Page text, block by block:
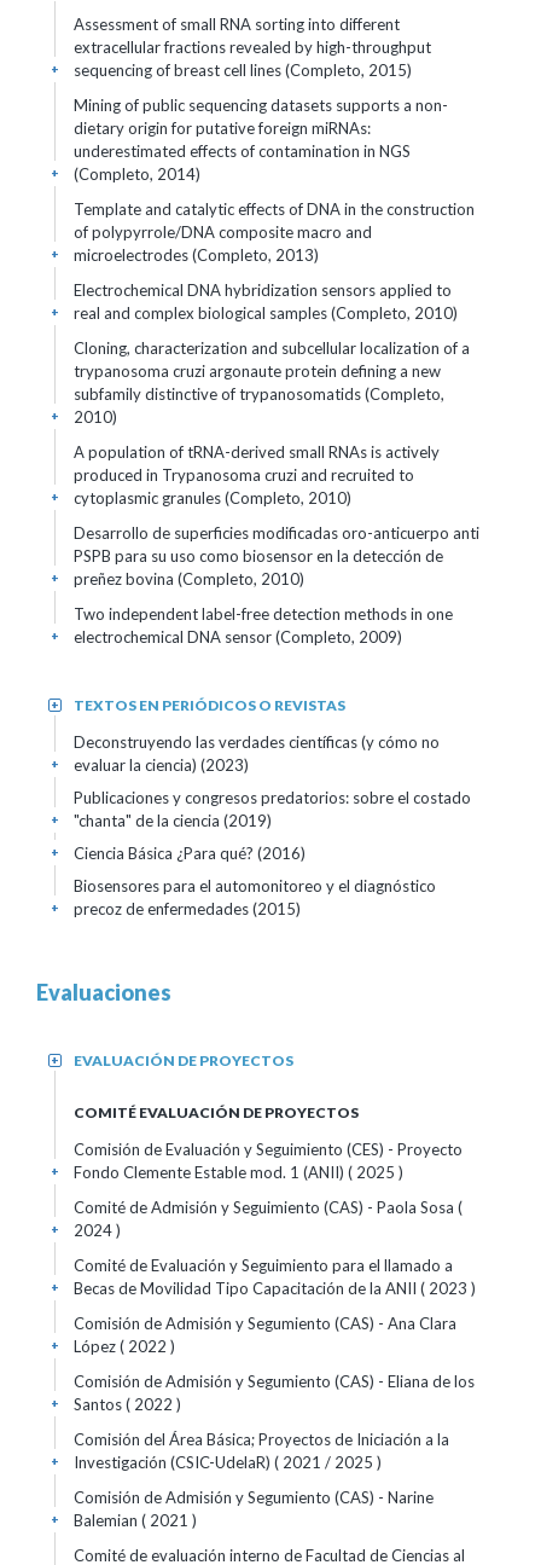
Assessment of small RNA sorting into different
extracellular fractions revealed by high-throughput
sequencing of breast cell lines (Completo, 2015)
+
Mining of public sequencing datasets supports a non-
dietary origin for putative foreign miRNAs:
underestimated effects of contamination in NGS
(Completo, 2014)
+
Template and catalytic effects of DNA in the construction
of polypyrrole/DNA composite macro and
microelectrodes (Completo, 2013)
+
Electrochemical DNA hybridization sensors applied to
real and complex biological samples (Completo, 2010)
+
Cloning, characterization and subcellular localization of a
trypanosoma cruzi argonaute protein defining a new
subfamily distinctive of trypanosomatids (Completo,
2010)
+
A population of tRNA-derived small RNAs is actively
produced in Trypanosoma cruzi and recruited to
cytoplasmic granules (Completo, 2010)
+
Desarrollo de superficies modificadas oro-anticuerpo anti
PSPB para su uso como biosensor en la detección de
preñez bovina (Completo, 2010)
+
Two independent label-free detection methods in one
electrochemical DNA sensor (Completo, 2009)
+
TEXTOS EN PERIÓDICOS O REVISTAS
+
Deconstruyendo las verdades científicas (y cómo no
evaluar la ciencia) (2023)
+
Publicaciones y congresos predatorios: sobre el costado
"chanta" de la ciencia (2019)
+
Ciencia Básica ¿Para qué? (2016)
+
Biosensores para el automonitoreo y el diagnóstico
precoz de enfermedades (2015)
+
Evaluaciones
EVALUACIÓN DE PROYECTOS
+
COMITÉ EVALUACIÓN DE PROYECTOS
Comisión de Evaluación y Seguimiento (CES) - Proyecto
Fondo Clemente Estable mod. 1 (ANII) ( 2025 )
+
Comité de Admisión y Seguimiento (CAS) - Paola Sosa (
2024 )
+
Comité de Evaluación y Seguimiento para el llamado a
Becas de Movilidad Tipo Capacitación de la ANII ( 2023 )
+
Comisión de Admisión y Segumiento (CAS) - Ana Clara
López( 2022 )
+
Comisión de Admisión y Segumiento (CAS) - Eliana de los
Santos( 2022 )
+
Comisión del Área Básica; Proyectos de Iniciación a la
Investigación (CSIC-UdelaR) ( 2021 / 2025 )
+
Comisión de Admisión y Segumiento (CAS) - Narine
Balemian ( 2021 )
+
Comité de evaluación interno de Facultad de Ciencias al